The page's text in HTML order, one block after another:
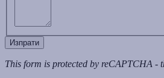
Изпрати
This form is protected by reCAPTCHA -